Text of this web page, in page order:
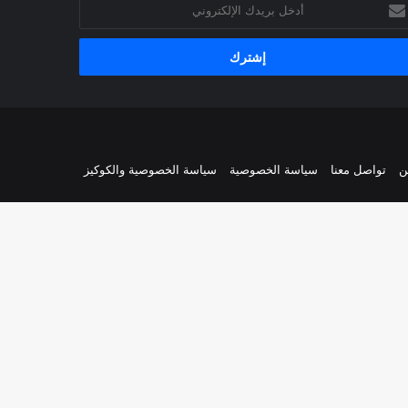
تواصل معنا سياسة الخصوصية سياسة الخصوصية والكوكيز